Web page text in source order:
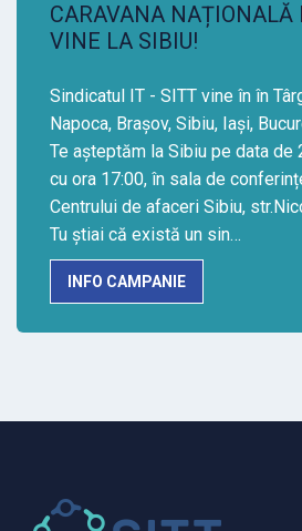
CARAVANA NAȚIONALĂ
VINE LA SIBIU!
Sindicatul IT - SITT vine în în
Napoca, Brașov, Sibiu, Iași,
Te așteptăm la Sibiu pe data de
cu ora 17:00, în sala de
Centrului de afaceri Sibiu,
Tu știai că există un sin…
INFO CAMPANIE